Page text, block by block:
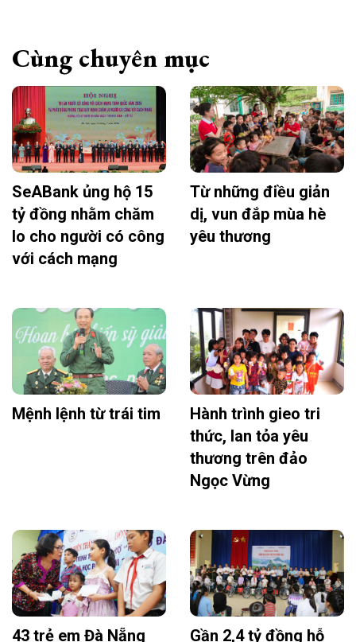
Cùng chuyên mục
SeABank ủng hộ 15
tỷ đồng nhằm chăm
lo cho người có công
với cách mạng
Từ những điều giản
dị, vun đắp mùa hè
yêu thương
Mệnh lệnh từ trái tim
Hành trình gieo tri
thức, lan tỏa yêu
thương trên đảo
Ngọc Vừng
43 trẻ em Đà Nẵng
Gần 2,4 tỷ đồng hỗ